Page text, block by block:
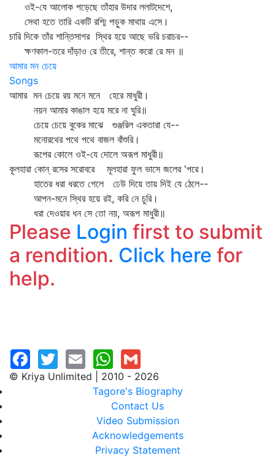
ওই-যে আলোক পড়েছে তাঁহার উদার ললাটদেশে,
সেথা হতে তারি একটি রশ্মি পড়ুক মাথায় এসে।
চারি দিকে তাঁর শান্তিসাগর স্থির হয়ে আছে ভরি চরাচর--
ক্ষণকাল-তরে দাঁড়াও রে তীরে, শান্ত করো রে মন ॥
আমার মন চেয়ে
Songs
আমার মন চেয়ে রয় মনে মনে হেরে মাধুরী।
নয়ন আমার কাঙাল হয়ে মরে না ঘুরি॥
চেয়ে চেয়ে বুকের মাঝে গুঞ্জরিল একতারা যে--
মনোরথের পথে পথে বাজল বাঁশুরি।
রূপের কোলে ওই-যে দোলে অরূপ মাধুরী॥
কূলহারা কোন্‌ রসের সরোবরে মূলহারা ফুল ভাসে জলের 'পরে।
হাতের ধরা ধরতে গেলে ঢেউ দিয়ে তায় দিই যে ঠেলে--
আপন-মনে স্থির হয়ে রই, করি নে চুরি।
ধরা দেওয়ার ধন সে তো নয়, অরূপ মাধুরী॥
Please Login first to submit
a rendition. Click here for
help.
© Kriya Unlimited | 2010 - 2026
Tagore's Biography
Contact Us
Video Submission
Acknowledgements
Privacy Statement